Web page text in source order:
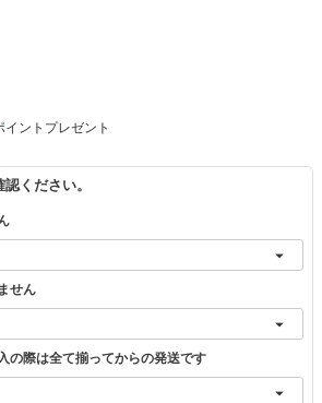
カートに入れる
イントプレゼント
ください。
せん
の際は全て揃ってからの発送です